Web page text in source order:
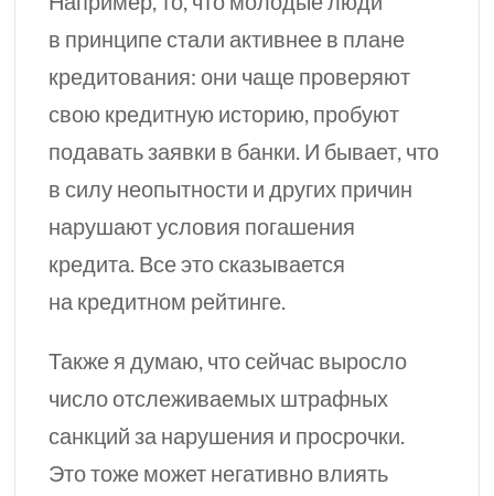
в принципе стали активнее в плане
кредитования: они чаще проверяют
свою кредитную историю, пробуют
подавать заявки в банки. И бывает, что
в силу неопытности и других причин
нарушают условия погашения
кредита. Все это сказывается
на кредитном рейтинге.
Также я думаю, что сейчас выросло
число отслеживаемых штрафных
санкций за нарушения и просрочки.
Это тоже может негативно влиять